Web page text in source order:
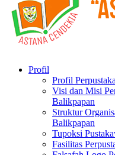
Profil
Profil
Visi dan Misi
Balikpapan
Struktur
Balikpapan
Tupoksi
Fasilitas